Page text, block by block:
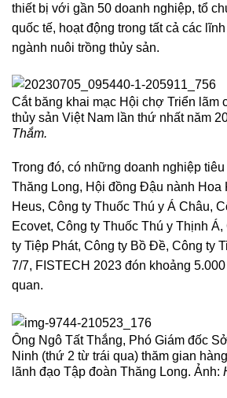
thiết bị với gần 50 doanh nghiệp, tổ
quốc tế, hoạt động trong tất cả các
ngành nuôi trồng thủy sản.
Cắt băng khai mạc Hội chợ Triển lãm
thủy sản Việt Nam lần thứ nhất năm
Thắm.
Trong đó, có những doanh nghiệp
Thăng Long, Hội đồng Đậu nành Hoa
Heus, Công ty Thuốc Thú y Á Châu,
Ecovet, Công ty Thuốc Thú y Thịnh
ty Tiệp Phát, Công ty Bồ Đề, Công ty
7/7, FISTECH 2023 đón khoảng
quan.
Ông Ngô Tất Thắng, Phó Giám đốc
Ninh (thứ 2 từ trái qua) thăm gian
lãnh đạo Tập đoàn Thăng Long. Ảnh: